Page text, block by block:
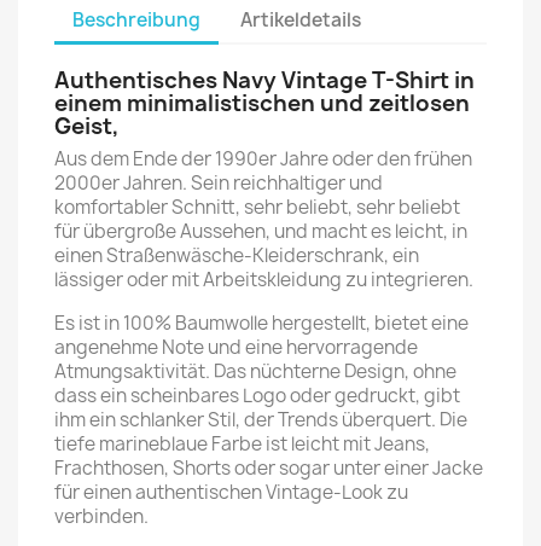
Beschreibung Artikeldetails
Authentisches Navy Vintage T-Shirt in
einem minimalistischen und zeitlosen
Geist,
Aus dem Ende der 1990er Jahre oder den frühen
2000er Jahren. Sein reichhaltiger und
komfortabler Schnitt, sehr beliebt, sehr beliebt
für übergroße Aussehen, und macht es leicht, in
einen Straßenwäsche-Kleiderschrank, ein
lässiger oder mit Arbeitskleidung zu integrieren.
Es ist in 100% Baumwolle hergestellt, bietet eine
angenehme Note und eine hervorragende
Atmungsaktivität. Das nüchterne Design, ohne
dass ein scheinbares Logo oder gedruckt, gibt
ihm ein schlanker Stil, der Trends überquert. Die
tiefe marineblaue Farbe ist leicht mit Jeans,
Frachthosen, Shorts oder sogar unter einer Jacke
für einen authentischen Vintage-Look zu
verbinden.